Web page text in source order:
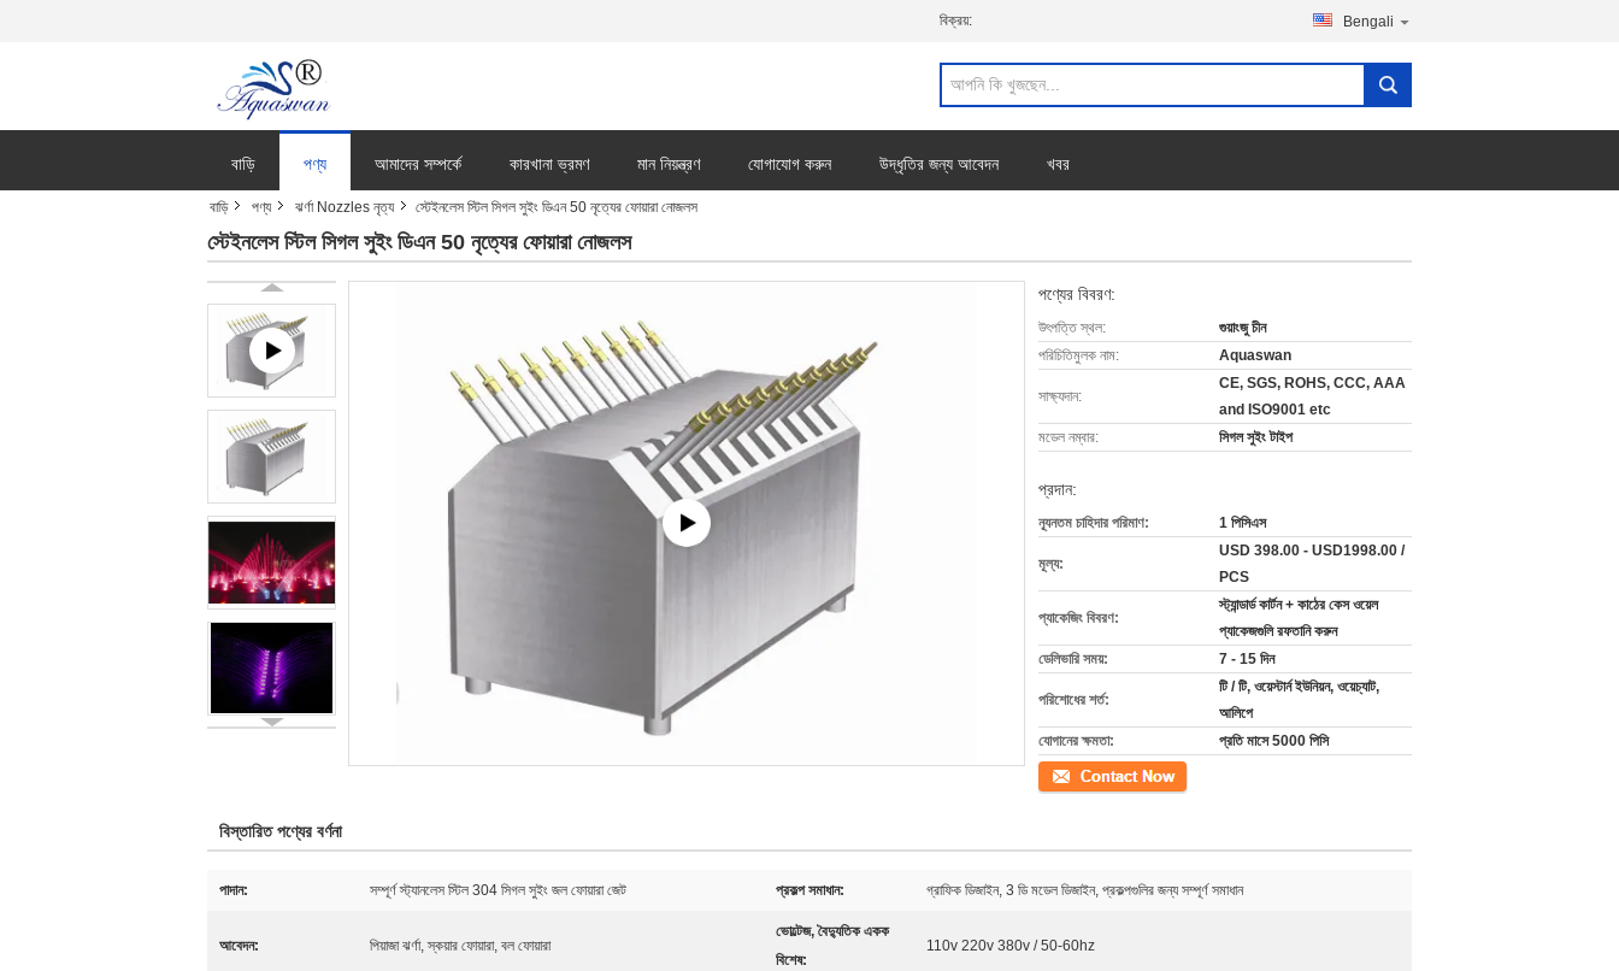
বিক্রয়: Bengali
বাড়ি পণ্য আমাদের সম্পর্কে কারখানা ভ্রমণ মান নিয়ন্ত্রণ যোগাযোগ করুন উদ্ধৃতির জন্য আবেদন খবর
বাড়ি পণ্য ঝর্ণা Nozzles নৃত্য স্টেইনলেস স্টিল সিগল সুইং ডিএন 50 নৃত্যের ফোয়ারা নোজলস
স্টেইনলেস স্টিল সিগল সুইং ডিএন 50 নৃত্যের ফোয়ারা নোজলস
পণ্যের বিবরণ:
উৎপত্তি স্থল:
গুয়াংজু চীন
পরিচিতিমুলক নাম:
Aquaswan
সাক্ষ্যদান:
CE, SGS, ROHS, CCC, AAA
and ISO9001 etc
মডেল নম্বার:
সিগল সুইং টাইপ
প্রদান:
ন্যূনতম চাহিদার পরিমাণ: 1 পিসিএস
মূল্য:
USD 398.00 - USD1998.00 /
PCS
প্যাকেজিং বিবরণ:
স্ট্যান্ডার্ড কার্টন + কাঠের কেস ওয়েল
প্যাকেজগুলি রফতানি করুন
ডেলিভারি সময়:
7 - 15 দিন
পরিশোধের শর্ত:
টি / টি, ওয়েস্টার্ন ইউনিয়ন, ওয়েচ্যাট,
আলিপে
যোগানের ক্ষমতা:
প্রতি মাসে 5000 পিসি
যোগাযোগ
বিস্তারিত পণ্যের বর্ণনা
পাদান: সম্পূর্ণ স্ট্যানলেস স্টিল 304 সিগল সুইং জল ফোয়ারা জেট প্রকল্প সমাধান: গ্রাফিক ডিজাইন, 3 ডি মডেল ডিজাইন, প্রকল্পগুলির জন্য সম্পূর্ণ সমাধান
আবেদন: পিয়াজা ঝর্ণা, স্কয়ার ফোয়ারা, বল ফোয়ারা
ভোল্টেজ, বৈদ্যুতিক একক
বিশেষ:
110v 220v 380v / 50-60hz